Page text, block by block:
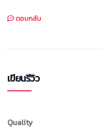
ตอบกลับ
เขียนรีวิว
Quality